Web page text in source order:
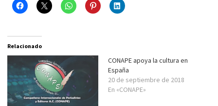
Relacionado
CONAPE apoya la cultura en
España
20 de septiembre de 2018
En «CONAPE»